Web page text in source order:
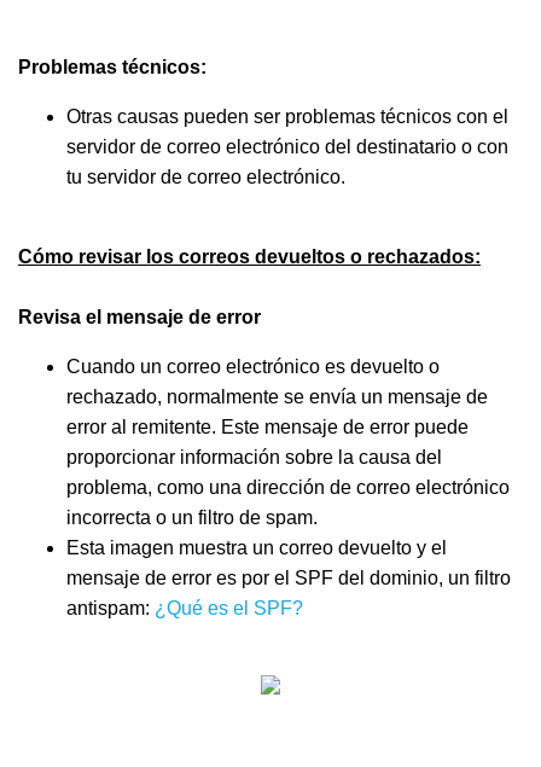
Problemas técnicos:
Otras causas pueden ser problemas técnicos con el
servidor de correo electrónico del destinatario o con
tu servidor de correo electrónico.
Cómo revisar los correos devueltos o rechazados:
Revisa el mensaje de error
Cuando un correo electrónico es devuelto o
rechazado, normalmente se envía un mensaje de
error al remitente. Este mensaje de error puede
proporcionar información sobre la causa del
problema, como una dirección de correo electrónico
incorrecta o un filtro de spam.
Esta imagen muestra un correo devuelto y el
mensaje de error es por el SPF del dominio, un filtro
antispam: ¿Qué es el SPF?